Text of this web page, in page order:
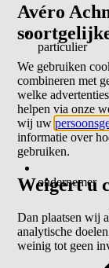
particulier
ondernemer
Avéro
We gebruiken
combineren met
welke
helpen via onze
wij uw
informatie over
gebruiken.
Weigert u
Dan plaatsen wij
analytische
weinig tot geen